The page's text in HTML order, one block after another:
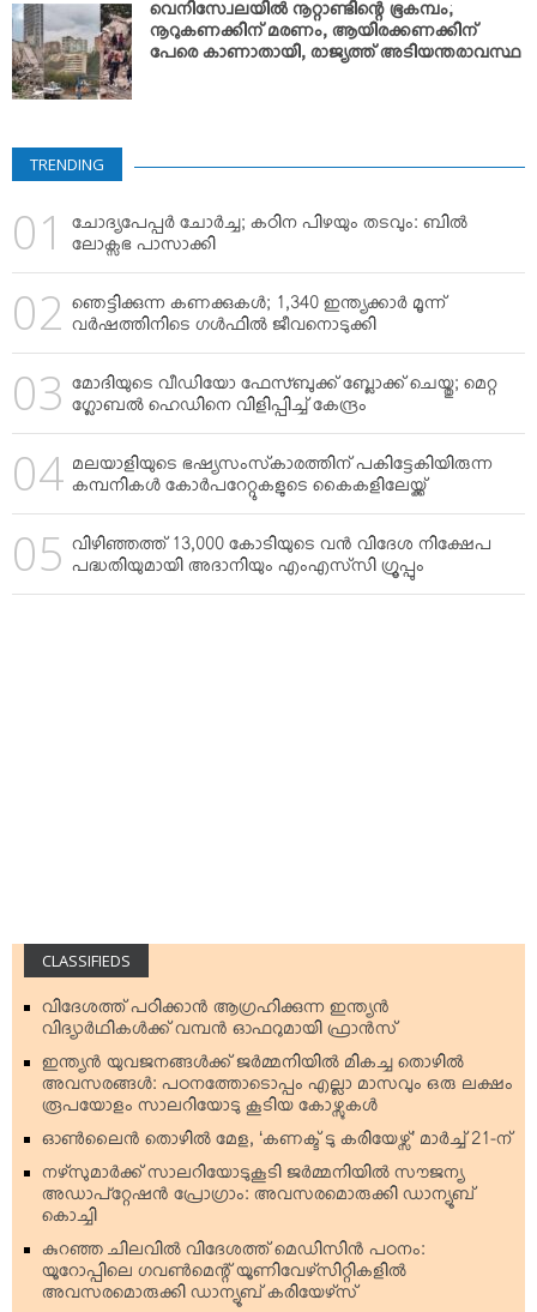
വെനിസ്വേലയില്‍ നൂറ്റാണ്ടിന്റെ ഭൂകമ്പം;
നൂറുകണക്കിന് മരണം, ആയിരക്കണക്കിന്
പേരെ കാണാതായി, രാജ്യത്ത് അടിയന്തരാവസ്ഥ
TRENDING
ചോദ്യപേപ്പര്‍ ചോര്‍ച്ച; കഠിന പിഴയും തടവും: ബില്‍
ലോക്സഭ പാസാക്കി
ഞെട്ടിക്കുന്ന കണക്കുകള്‍; 1,340 ഇന്ത്യക്കാര്‍ മൂന്ന്
വര്‍ഷത്തിനിടെ ഗള്‍ഫില്‍ ജീവനൊടുക്കി
മോദിയുടെ വീഡിയോ ഫേസ്ബുക്ക് ബ്ലോക്ക് ചെയ്തു; മെറ്റ
ഗ്ലോബല്‍ ഹെഡിനെ വിളിപ്പിച്ച് കേന്ദ്രം
മലയാളിയുടെ ഭഷ്യസംസ്‌കാരത്തിന് പകിട്ടേകിയിരുന്ന
കമ്പനികള്‍ കോര്‍പറേറ്റുകളുടെ കൈകളിലേയ്ക്ക്
വിഴിഞ്ഞത്ത് 13,000 കോടിയുടെ വന്‍ വിദേശ നിക്ഷേപ
പദ്ധതിയുമായി അദാനിയും എംഎസ്‌സി ഗ്രൂപ്പും
CLASSIFIEDS
വിദേശത്ത് പഠിക്കാന്‍ ആഗ്രഹിക്കുന്ന ഇന്ത്യന്‍
വിദ്യാര്‍ഥികള്‍ക്ക് വമ്പന്‍ ഓഫറുമായി ഫ്രാന്‍സ്
ഇന്ത്യന്‍ യുവജനങ്ങള്‍ക്ക് ജര്‍മ്മനിയില്‍ മികച്ച തൊഴില്‍
അവസരങ്ങള്‍: പഠനത്തോടൊപ്പം എല്ലാ മാസവും ഒരു ലക്ഷം
രൂപയോളം സാലറിയോടു കൂടിയ കോഴ്സുകള്‍
ഓണ്‍ലൈന്‍ തൊഴില്‍ മേള, ‘കണക്ട് ടു കരിയേഴ്സ്’ മാര്‍ച്ച് 21-ന്
നഴ്‌സുമാര്‍ക്ക് സാലറിയോടുകൂടി ജര്‍മ്മനിയില്‍ സൗജന്യ
അഡാപ്റ്റേഷന്‍ പ്രോഗ്രാം: അവസരമൊരുക്കി ഡാന്യൂബ്
കൊച്ചി
കുറഞ്ഞ ചിലവില്‍ വിദേശത്ത് മെഡിസിന്‍ പഠനം:
യൂറോപ്പിലെ ഗവണ്‍മെന്റ് യൂണിവേഴ്‌സിറ്റികളില്‍
അവസരമൊരുക്കി ഡാന്യൂബ് കരിയേഴ്‌സ്